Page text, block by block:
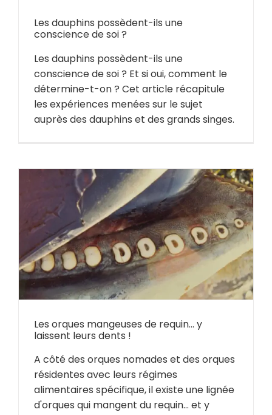
Les dauphins possèdent-ils une
conscience de soi ?
Les dauphins possèdent-ils une
conscience de soi ? Et si oui, comment le
détermine-t-on ? Cet article récapitule
les expériences menées sur le sujet
auprès des dauphins et des grands singes.
Les orques mangeuses de requin… y
laissent leurs dents !
A côté des orques nomades et des orques
résidentes avec leurs régimes
alimentaires spécifique, il existe une lignée
d'orques qui mangent du requin... et y